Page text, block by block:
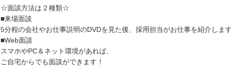
☆面談方法は２種類☆
■来場面談
5分程の会社やお仕事説明のDVDを見た後、採用担当がお仕事を紹介しま
■Web面談
スマホやPC＆ネット環境があれば、
ご自宅からでも面談ができます！